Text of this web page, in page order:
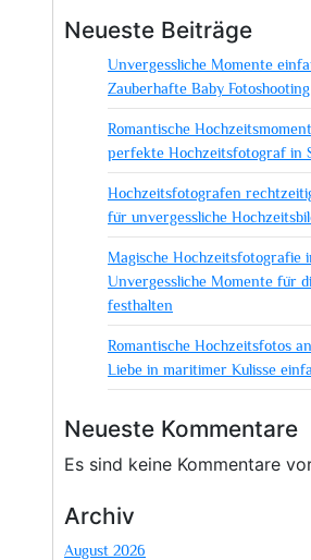
Tipps
zur
Auswahl
des
für
Ihre
Neueste Beiträge
Unvergessliche Momente
Zauberhafte Baby Fotoshooting
Romantische
perfekte Hochzeitsfotograf in
Hochzeitsfotografen
für unvergessliche
Magische Hochzeitsfotografie
Unvergessliche Momente für
festhalten
Romantische Hochzeitsfotos
Liebe in maritimer Kulisse
Neueste Kommentare
Es sind keine Kommentare
Archiv
August 2026